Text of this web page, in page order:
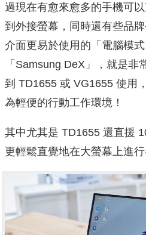
過現在有愈來愈多的手機可
到外接螢幕，同時還有些品
介面更易於使用的「電腦模
「Samsung DeX」，就是非
到 TD1655 或 VG1655 使用
為輕便的行動工作環境！
其中尤其是 TD1655 還直援
更輕鬆直覺地在大螢幕上進行